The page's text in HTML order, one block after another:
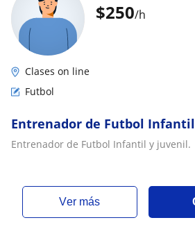
$250/h
Clases on line
Futbol
Entrenador de Futbol
Entrenador de Futbol Infantil y juvenil.
ver más